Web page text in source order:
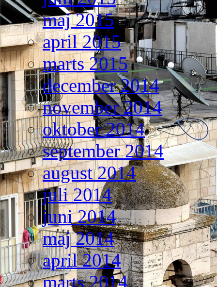
maj 2015
april 2015
marts 2015
december 2014
november 2014
oktober 2014
september 2014
august 2014
juli 2014
juni 2014
maj 2014
april 2014
marts 2014